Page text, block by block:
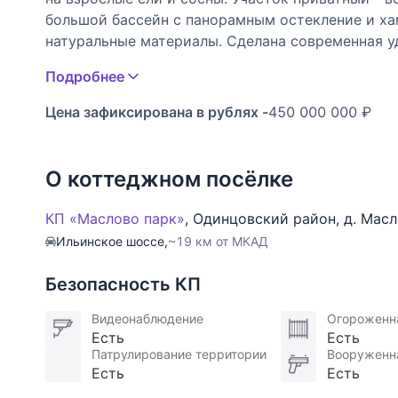
большой бассейн с панорамным остекление и
натуральные материалы. Сделана современная
теплый гараж, прачечная и квартира для
проживанию.
земли: земли населенных пунктов для ИЖС. Все
аренде.
ОПИСАНИЕ ПОСЁЛКА: Камерный премиальный
Успенского и Ильинского шоссе. Есть свой
губернаторской программы «Парки в лесу».
Построен в единой современной архитектуре.
асфальтированы, установлено уличное
ИНФРАСТРУКТУРА: Жителям доступна
с крытым и уличным теннисными кортами,
Подробнее
Цена зафиксирована в рублях -450 000 000 ₽
О коттеджном посёлке
КП «Маслово парк», Одинцовский район, д.
Ильинское шоссе,~19 км от МКАД
Безопасность КП
Видеонаблюдение
Есть Есть
Патрулирование территории
Есть Есть